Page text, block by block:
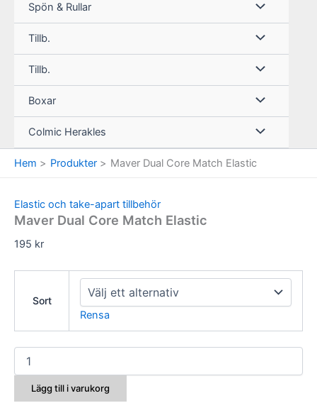
Spön & Rullar
Tillb.
Tillb.
Boxar
Colmic Herakles
Hem Produkter Maver Dual Core Match Elastic
Elastic och take-apart tillbehör
Maver Dual Core Match Elastic
195 kr
Sort
Rensa
Maver
Dual
Match
Lägg till i varukorg